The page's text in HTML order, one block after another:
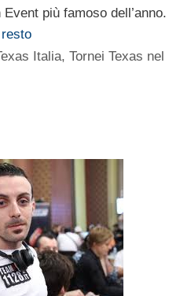
più famoso dell’anno.
Italia,Tornei Texas nel